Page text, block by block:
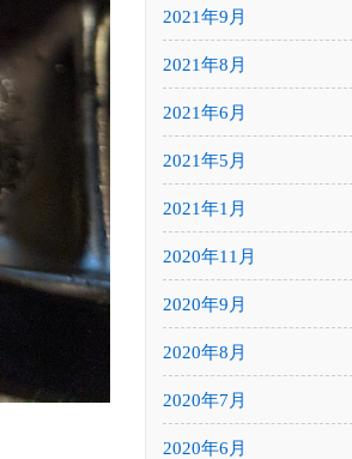
2021年9月
2021年8月
2021年6月
2021年5月
2021年1月
2020年11月
2020年9月
2020年8月
2020年7月
2020年6月